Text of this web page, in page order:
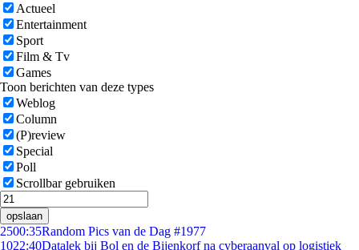
Actueel
Entertainment
Sport
Film & Tv
Games
Toon berichten van deze types
Weblog
Column
(P)review
Special
Poll
Scrollbar gebruiken
opslaan
2500:35Random Pics van de Dag #1977
1022:40Datalek bij Bol en de Bijenkorf na cyberaanval op logistiek